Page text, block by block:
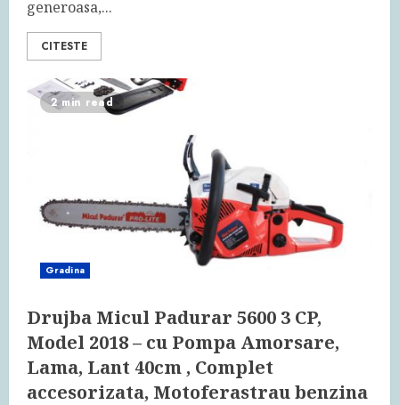
generoasa,...
CITESTE
2 min read
Gradina
Drujba Micul Padurar 5600 3 CP,
Model 2018 – cu Pompa Amorsare,
Lama, Lant 40cm , Complet
accesorizata, Motoferastrau benzina